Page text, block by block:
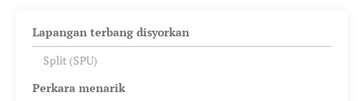
Lapangan terbang disyorkan
Split (SPU)
Perkara menarik